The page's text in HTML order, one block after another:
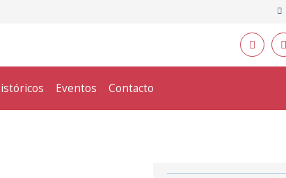
Eventos Contacto